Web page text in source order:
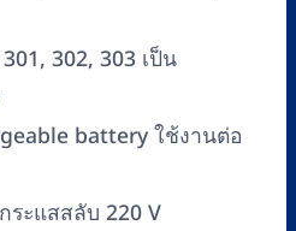
302, 303 เป็น
battery ใช้งานต่อ
ระแสสลับ 220 V